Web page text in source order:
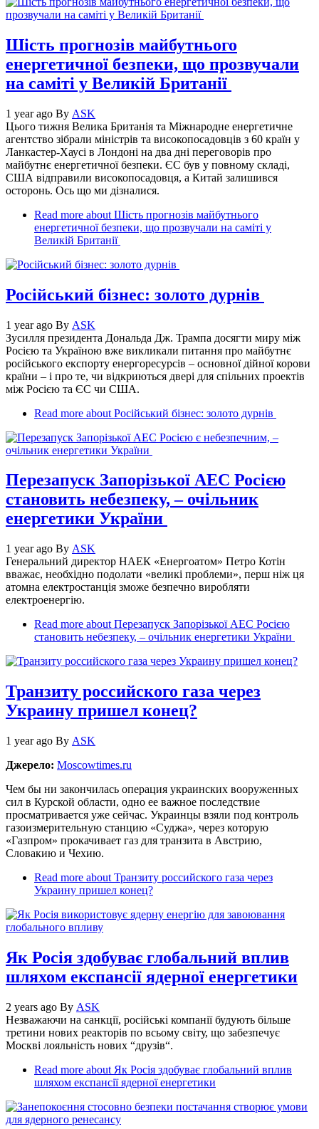
Шість прогнозів майбутнього
енергетичної безпеки, що прозвучали
на саміті у Великій Британії
1 year ago By ASK
Цього тижня Велика Британія та Міжнародне енергетичне
агентство зібрали міністрів та високопосадовців з 60 країн у
Ланкастер-Хаусі в Лондоні на два дні переговорів про
майбутнє енергетичної безпеки. ЄС був у повному складі,
США відправили високопосадовця, а Китай залишився
осторонь. Ось що ми дізналися.
Read more about Шість прогнозів майбутнього
енергетичної безпеки, що прозвучали на саміті у
Великій Британії
Російський бізнес: золото дурнів
1 year ago By ASK
Зусилля президента Дональда Дж. Трампа досягти миру між
Росією та Україною вже викликали питання про майбутнє
російського експорту енергоресурсів – основної дійної корови
країни – і про те, чи відкриються двері для спільних проектів
між Росією та ЄС чи США.
Read more about Російський бізнес: золото дурнів
Перезапуск Запорізької АЕС Росією
становить небезпеку, – очільник
енергетики України
1 year ago By ASK
Генеральний директор НАЕК «Енергоатом» Петро Котін
вважає, необхідно подолати «великі проблеми», перш ніж ця
атомна електростанція зможе безпечно виробляти
електроенергію.
Read more about Перезапуск Запорізької АЕС Росією
становить небезпеку, – очільник енергетики України
Транзиту российского газа через
Украину пришел конец?
1 year ago By ASK
Джерело: Moscowtimes.ru
Чем бы ни закончилась операция украинских вооруженных
сил в Курской области, одно ее важное последствие
просматривается уже сейчас. Украинцы взяли под контроль
газоизмерительную станцию «Суджа», через которую
«Газпром» прокачивает газ для транзита в Австрию,
Словакию и Чехию.
Read more about Транзиту российского газа через
Украину пришел конец?
Як Росія здобуває глобальний вплив
шляхом експансії ядерної енергетики
2 years ago By ASK
Незважаючи на санкції, російські компанії будують більше
третини нових реакторів по всьому світу, що забезпечує
Москві лояльність нових “друзів“.
Read more about Як Росія здобуває глобальний вплив
шляхом експансії ядерної енергетики